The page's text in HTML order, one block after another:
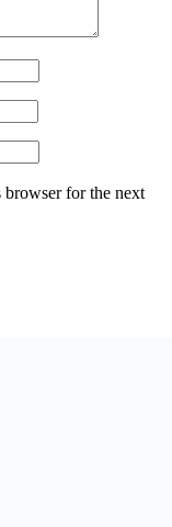
browser for the next